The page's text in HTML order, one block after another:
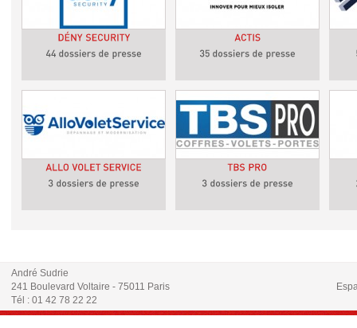
André Sudrie
241 Boulevard Voltaire - 75011 Paris
Tél : 01 42 78 22 22